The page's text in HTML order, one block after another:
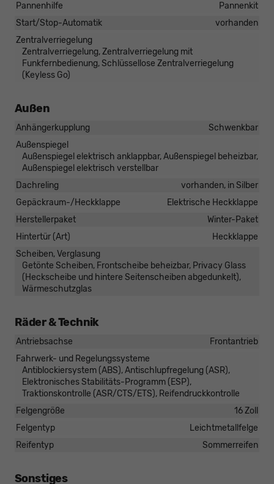
Pannenhilfe
Pannenkit
Start/Stop-Automatik
vorhanden
Zentralverriegelung
Zentralverriegelung, Zentralverriegelung mit
Funkfernbedienung, Schlüssellose Zentralverriegelung
(Keyless Go)
Außen
Anhängerkupplung
Schwenkbar
Außenspiegel
Außenspiegel elektrisch anklappbar, Außenspiegel beheizbar,
Außenspiegel elektrisch verstellbar
Dachreling
vorhanden, in Silber
Gepäckraum-/Heckklappe
Elektrische Heckklappe
Herstellerpaket
Winter-Paket
Hintertür (Art)
Heckklappe
Scheiben, Verglasung
Getönte Scheiben, Frontscheibe beheizbar, Privacy Glass
(Heckscheibe und hintere Seitenscheiben abgedunkelt),
Wärmeschutzglas
Räder & Technik
Antriebsachse
Frontantrieb
Fahrwerk- und Regelungssysteme
Antiblockiersystem (ABS), Antischlupfregelung (ASR),
Elektronisches Stabilitäts-Programm (ESP),
Traktionskontrolle (ASR/CTS/ETS), Reifendruckkontrolle
Felgengröße
16 Zoll
Felgentyp
Leichtmetallfelge
Reifentyp
Sommerreifen
Sonstiges